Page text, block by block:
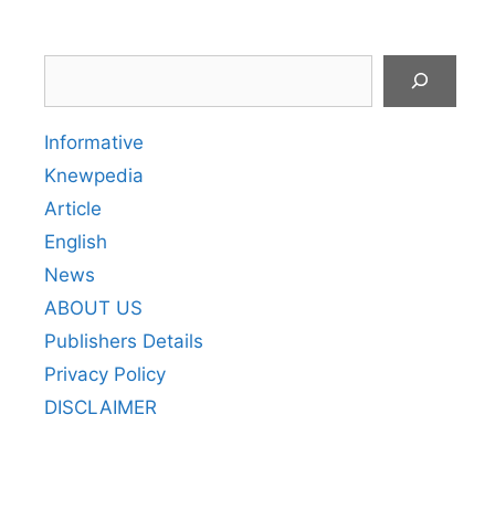
Informative
Knewpedia
Article
English
News
ABOUT US
Publishers Details
Privacy Policy
DISCLAIMER